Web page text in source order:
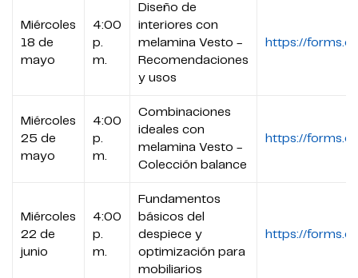
Miércoles
18 de
mayo
4:00
p.
m.
Diseño de
interiores con
melamina Vesto -
Recomendaciones
y usos
https://
Miércoles
25 de
mayo
4:00
p.
m.
Combinaciones
ideales con
melamina Vesto -
Colección balance
https://
Miércoles
22 de
junio
4:00
p.
m.
Fundamentos
básicos del
despiece y
optimización para
mobiliarios
https://